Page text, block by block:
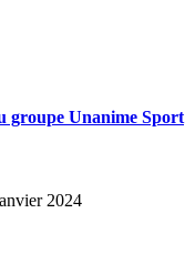
groupe Unanime Sport
2024